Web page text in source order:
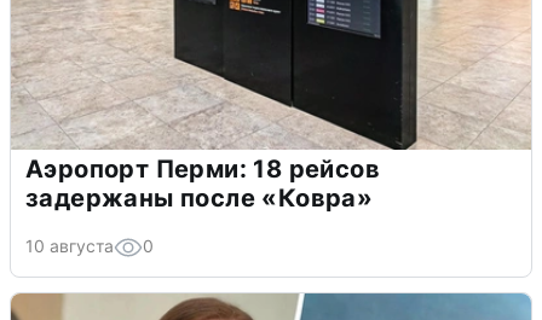
Аэропорт Перми: 18 рейсов
задержаны после «Ковра»
10 августа 0